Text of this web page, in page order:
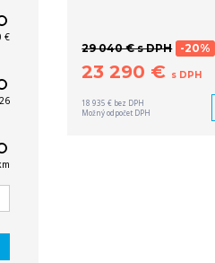
29 040 € s DPH -20%
23 290 € s DPH
18 935 € bez DPH
Možný odpočet DPH